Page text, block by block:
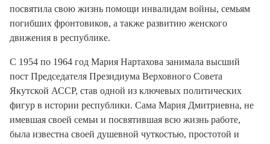
посвятила свою жизнь помощи инвалидам войны, семьям
погибших фронтовиков, а также развитию женского
движения в республике.
С 1954 по 1964 год Мария Нартахова занимала высший
пост Председателя Президиума Верховного Совета
Якутской АССР, став одной из ключевых политических
фигур в истории республики. Сама Мария Дмитриевна, не
имевшая своей семьи и посвятившая всю жизнь работе,
была известна своей душевной чуткостью, простотой и